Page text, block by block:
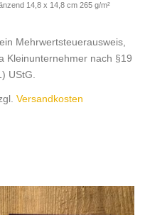
14,8 x 14,8 cm 265 g/m²
Mehrwertsteuerausweis,
Kleinunternehmer nach §19
UStG.
Versandkosten